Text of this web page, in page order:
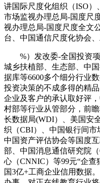
讲国际尺度化组织（ISO
市场监视办理总局-国度尺
视办理总局-国度尺度全文
台、中国通信尺度化协会
%）发改委-全国投资项
城乡扶植部、生态部、中
据库等6600多个细分行业
投资决策的不成多得的精
企业及客户的承认取好评
村部等行业从管部分，前
长数据局(WDI）、美国安
织（CBI）、中国银行间市
中国资产评估协会等国度
部、中国消息通信研究院
心（CNNIC）等99元“企查
国3亿+工商企业信用数据